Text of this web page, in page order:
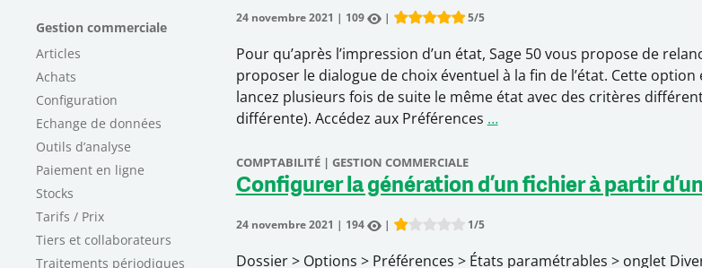
Gestion commerciale
Articles
Achats
Configuration
Echange de données
Outils d’analyse
Paiement en ligne
Stocks
Tarifs / Prix
Tiers et collaborateurs
Traitements périodiques
24 novembre 2021 | 109 |
Rate this item:
5/5
Pour qu’après l’impression d’un état, Sage 50 vous propose de
proposer le dialogue de choix éventuel à la fin de l’état. Cette
lancez plusieurs fois de suite le même état avec des critères
différente). Accédez aux Préférences …
COMPTABILITÉ | GESTION COMMERCIALE
Configurer la génération d’un fichier à partir
24 novembre 2021 | 194 |
Rate this item:
1/5
Dossier > Options > Préférences > États paramétrables > onglet